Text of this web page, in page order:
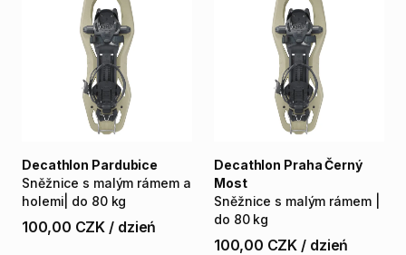
Sněžnice s malým rámem a
holemi| do 80 kg
Decathlon Pardubice
100,00 CZK / dzień
Sněžnice s malým rámem
do 80 kg
Decathlon Praha Černý
Most
100,00 CZK / dzień